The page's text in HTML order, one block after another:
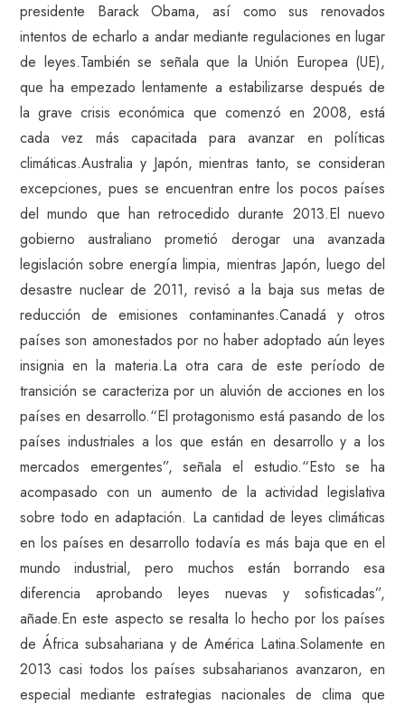
presidente Barack Obama, así como sus renovados
intentos de echarlo a andar mediante regulaciones en lugar
de leyes.También se señala que la Unión Europea (UE),
que ha empezado lentamente a estabilizarse después de
la grave crisis económica que comenzó en 2008, está
cada vez más capacitada para avanzar en políticas
climáticas.Australia y Japón, mientras tanto, se consideran
excepciones, pues se encuentran entre los pocos países
del mundo que han retrocedido durante 2013.El nuevo
gobierno australiano prometió derogar una avanzada
legislación sobre energía limpia, mientras Japón, luego del
desastre nuclear de 2011, revisó a la baja sus metas de
reducción de emisiones contaminantes.Canadá y otros
países son amonestados por no haber adoptado aún leyes
insignia en la materia.La otra cara de este período de
transición se caracteriza por un aluvión de acciones en los
países en desarrollo.“El protagonismo está pasando de los
países industriales a los que están en desarrollo y a los
mercados emergentes”, señala el estudio.“Esto se ha
acompasado con un aumento de la actividad legislativa
sobre todo en adaptación. La cantidad de leyes climáticas
en los países en desarrollo todavía es más baja que en el
mundo industrial, pero muchos están borrando esa
diferencia aprobando leyes nuevas y sofisticadas”,
añade.En este aspecto se resalta lo hecho por los países
de África subsahariana y de América Latina.Solamente en
2013 casi todos los países subsaharianos avanzaron, en
especial mediante estrategias nacionales de clima que